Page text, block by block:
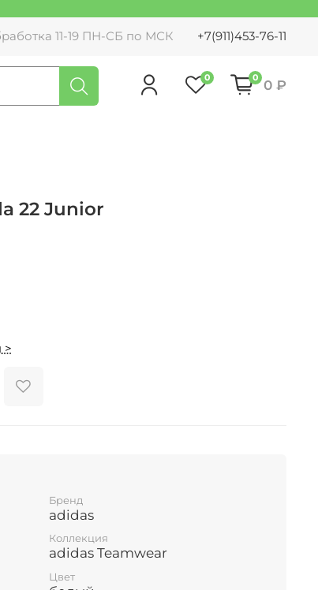
11-19 ПН-СБ по МСК +7(911)453-76-11
0 0 0 ₽
22 Junior
>
Бренд
adidas
Коллекция
adidas Teamwear
Цвет